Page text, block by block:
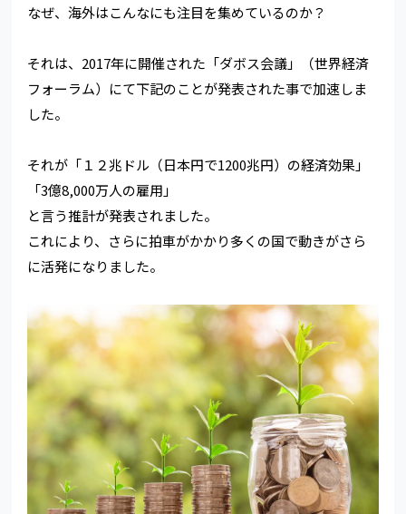
なぜ、海外はこんなにも注目を集めているのか？
それは、2017年に開催された「ダボス会議」（世界経済
フォーラム）にて下記のことが発表された事で加速しま
した。
それが「１２兆ドル（日本円で1200兆円）の経済効果」
「3億8,000万人の雇用」
と言う推計が発表されました。
これにより、さらに拍車がかかり多くの国で動きがさら
に活発になりました。